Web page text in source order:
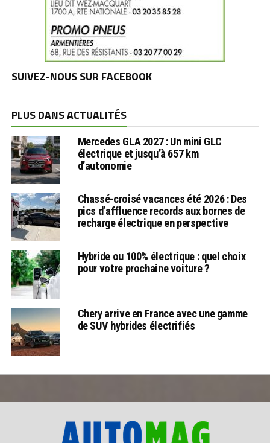
SUIVEZ-NOUS SUR FACEBOOK
PLUS DANS ACTUALITÉS
Mercedes GLA 2027 : Un mini GLC
électrique et jusqu’à 657 km
d’autonomie
Chassé-croisé vacances été 2026 : Des
pics d’affluence records aux bornes de
recharge électrique en perspective
Hybride ou 100% électrique : quel choix
pour votre prochaine voiture ?
Chery arrive en France avec une gamme
de SUV hybrides électrifiés